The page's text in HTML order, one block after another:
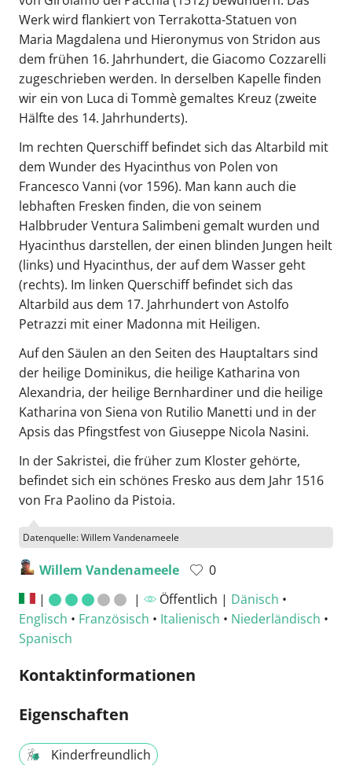
Werk wird flankiert von Terrakotta-Statuen von
Maria Magdalena und Hieronymus von Stridon aus
dem frühen 16. Jahrhundert, die Giacomo Cozzarelli
zugeschrieben werden. In derselben Kapelle finden
wir ein von Luca di Tommè gemaltes Kreuz (zweite
Hälfte des 14. Jahrhunderts).
Im rechten Querschiff befindet sich das Altarbild mit
dem Wunder des Hyacinthus von Polen von
Francesco Vanni (vor 1596). Man kann auch die
lebhaften Fresken finden, die von seinem
Halbbruder Ventura Salimbeni gemalt wurden und
Hyacinthus darstellen, der einen blinden Jungen heilt
(links) und Hyacinthus, der auf dem Wasser geht
(rechts). Im linken Querschiff befindet sich das
Altarbild aus dem 17. Jahrhundert von Astolfo
Petrazzi mit einer Madonna mit Heiligen.
Auf den Säulen an den Seiten des Hauptaltars sind
der heilige Dominikus, die heilige Katharina von
Alexandria, der heilige Bernhardiner und die heilige
Katharina von Siena von Rutilio Manetti und in der
Apsis das Pfingstfest von Giuseppe Nicola Nasini.
In der Sakristei, die früher zum Kloster gehörte,
befindet sich ein schönes Fresko aus dem Jahr 1516
von Fra Paolino da Pistoia.
Datenquelle: Willem Vandenameele
Willem Vandenameele
0
|
| Öffentlich | Dänisch •
Englisch • Französisch • Italienisch • Niederländisch •
Spanisch
Kontaktinformationen
Eigenschaften
Kinderfreundlich